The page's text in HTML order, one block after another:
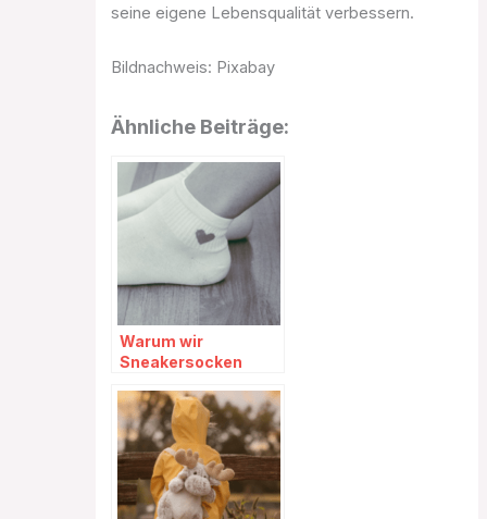
seine eigene Lebensqualität verbessern.
Bildnachweis: Pixabay
Ähnliche Beiträge:
Warum wir
Sneakersocken